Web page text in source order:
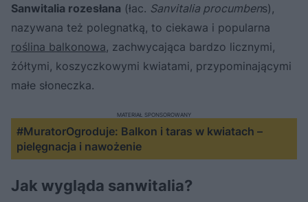
Sanwitalia rozesłana (łac. Sanvitalia procumbens),
nazywana też polegnatką, to ciekawa i popularna
roślina balkonowa, zachwycająca bardzo licznymi,
żółtymi, koszyczkowymi kwiatami, przypominającymi
małe słoneczka.
#MuratorOgroduje: Balkon i taras w kwiatach –
pielęgnacja i nawożenie
MATERIAŁ SPONSOROWANY
Jak wygląda sanwitalia?